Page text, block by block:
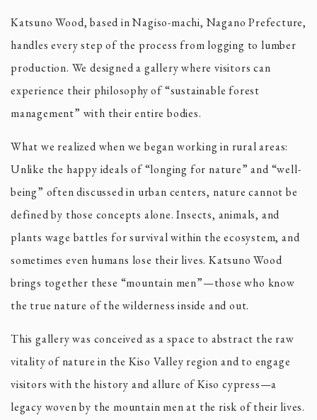
Katsuno Wood, based in Nagiso-machi, Nagano Prefecture,
handles every step of the process from logging to lumber
production. We designed a gallery where visitors can
experience their philosophy of “sustainable forest
management” with their entire bodies.
What we realized when we began working in rural areas:
Unlike the happy ideals of “longing for nature” and “well-
being” often discussed in urban centers, nature cannot be
defined by those concepts alone. Insects, animals, and
plants wage battles for survival within the ecosystem, and
sometimes even humans lose their lives. Katsuno Wood
brings together these “mountain men”—those who know
the true nature of the wilderness inside and out.
This gallery was conceived as a space to abstract the raw
vitality of nature in the Kiso Valley region and to engage
visitors with the history and allure of Kiso cypress—a
legacy woven by the mountain men at the risk of their lives.